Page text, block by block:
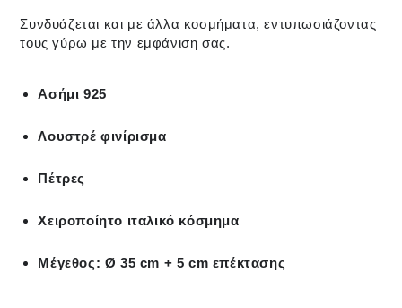
Συνδυάζεται και με άλλα κοσμήματα, εντυπωσιάζοντας
τους γύρω με την εμφάνιση σας.
Ασήμι 925
Λουστρέ φινίρισμα
Πέτρες
Χειροποίητο ιταλικό κόσμημα
Μέγεθος: Ø 35 cm + 5 cm επέκτασης